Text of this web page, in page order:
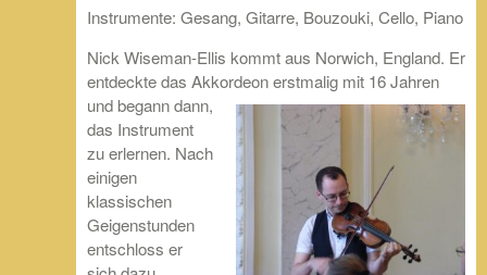
Instrumente: Gesang, Gitarre, Bouzouki, Cello, Piano
Nick Wiseman-Ellis kommt aus Norwich, England. Er
entdeckte das Akkordeon erstmalig mit 16 Jahren
und begann dann,
das Instrument
zu erlernen. Nach
einigen
klassischen
Geigenstunden
entschloss er